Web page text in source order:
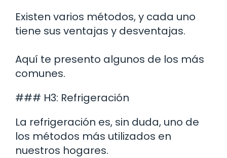
Existen varios métodos, y cada uno
tiene sus ventajas y desventajas.
Aquí te presento algunos de los más
comunes.
### H3: Refrigeración
La refrigeración es, sin duda, uno de
los métodos más utilizados en
nuestros hogares.